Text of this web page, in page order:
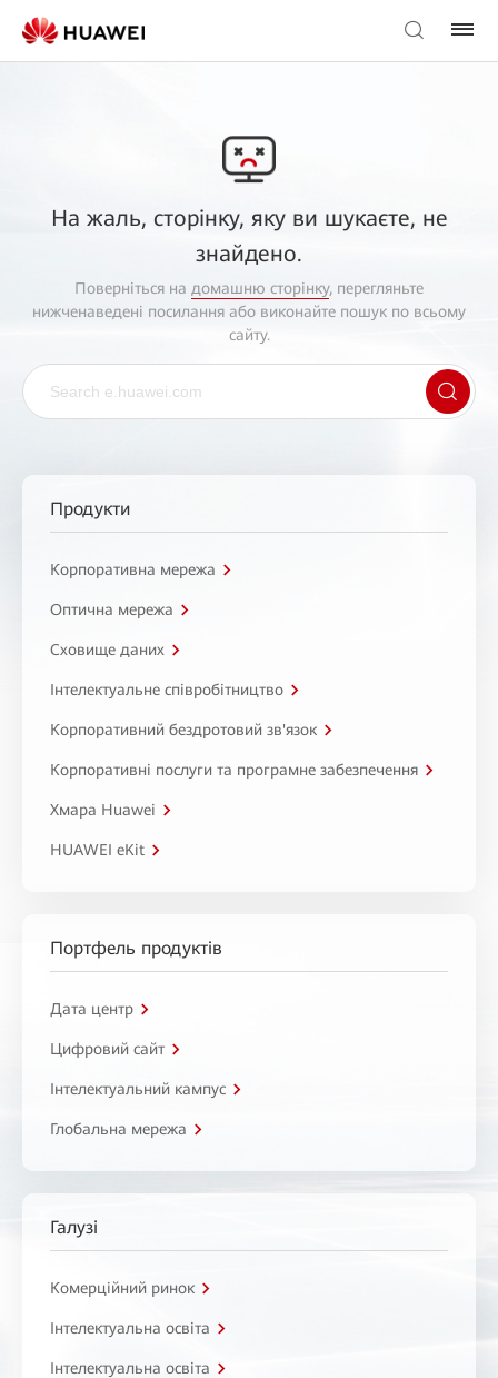
На жаль, сторінку, яку ви шукаєте, не
знайдено.
Поверніться на домашню сторінку, перегляньте
нижченаведені посилання або виконайте пошук по всьому
сайту.
Продукти
Корпоративна мережа
Оптична мережа
Сховище даних
Інтелектуальне співробітництво
Корпоративний бездротовий зв'язок
Корпоративні послуги та програмне забезпечення
Хмара Huawei
HUAWEI eKit
Портфель продуктів
Дата центр
Цифровий сайт
Інтелектуальний кампус
Глобальна мережа
Галузі
Комерційний ринок
Інтелектуальна освіта
Інтелектуальна освіта